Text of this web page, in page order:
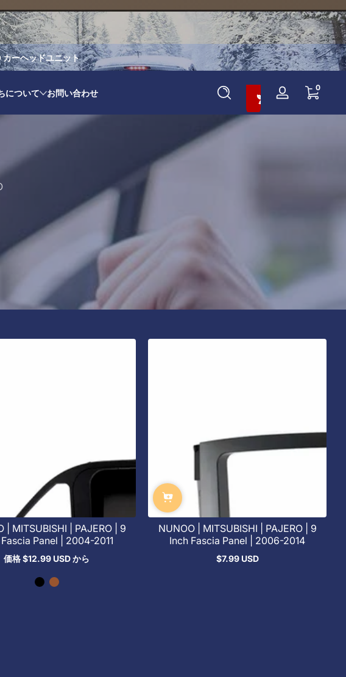
ーヘッドユニット カートに追加して10%割引
について お問い合わせ
ロ
グ
00 点
| MITSUBISHI | PAJERO | 9
Panel | 2004-2011
通
価格$12.99 USDから
NUNOO | MITSUBISHI | PAJERO | 9
Inch Fascia Panel | 2006-2014
通
$7.99 USD